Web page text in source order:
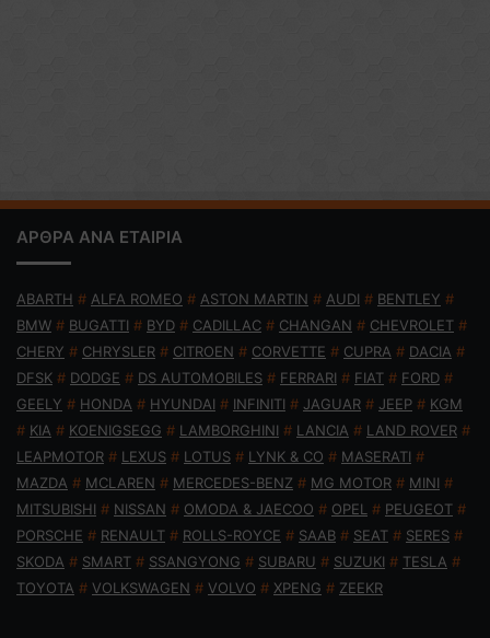
ΑΡΘΡΑ ΑΝΑ ΕΤΑΙΡΙΑ
ABARTH # ALFA ROMEO # ASTON MARTIN # AUDI # BENTLEY #
BMW # BUGATTI # BYD # CADILLAC # CHANGAN # CHEVROLET #
CHERY # CHRYSLER # CITROEN # CORVETTE # CUPRA # DACIA #
DFSK # DODGE # DS AUTOMOBILES # FERRARI # FIAT # FORD #
GEELY # HONDA # HYUNDAI # INFINITI # JAGUAR # JEEP # KGM
# KIA # KOENIGSEGG # LAMBORGHINI # LANCIA # LAND ROVER #
LEAPMOTOR # LEXUS # LOTUS # LYNK & CO # MASERATI #
MAZDA # MCLAREN # MERCEDES-BENZ # MG MOTOR # MINI #
MITSUBISHI # NISSAN # OMODA & JAECOO # OPEL # PEUGEOT #
PORSCHE # RENAULT # ROLLS-ROYCE # SAAB # SEAT # SERES #
SKODA # SMART # SSANGYONG # SUBARU # SUZUKI # TESLA #
TOYOTA # VOLKSWAGEN # VOLVO # XPENG # ZEEKR